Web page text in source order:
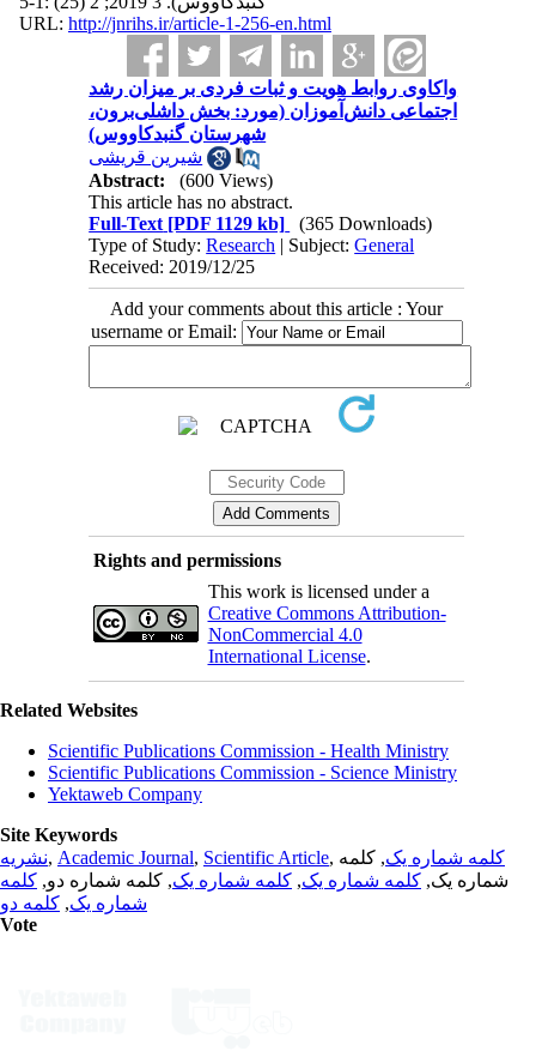
URL: http://jnrihs.ir/article-1-256-en.html
واکاوی روابط هویت و ثبات فردی بر میزان رشد
اجتماعی دانش‌آموزان (مورد: بخش داشلی‌برون،
شهرستان گنبدکاووس)
شیرین قریشی
Abstract:
(600 Views)
This article has no abstract.
Full-Text [PDF 1129 kb]
(365 Downloads)
Type of Study:Research | Subject:General
Received: 2019/12/25
Add your comments about this article : Your
username or Email:
Rights and permissions
This work is licensed under a
Creative Commons Attribution-
NonCommercial 4.0
International License.
Related Websites
Scientific Publications Commission - Health Ministry
Scientific Publications Commission - Science Ministry
Yektaweb Company
Site Keywords
نشریه, Academic Journal, Scientific Article, کلمه شماره یک, کلمه
شماره یک, کلمه شماره یک, کلمه شماره یک, کلمه شماره دو, کلمه
شماره یک, کلمه دو
Vote